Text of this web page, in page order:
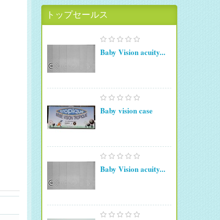
トップセールス
Baby Vision acuity...
Baby vision case
Baby Vision acuity...